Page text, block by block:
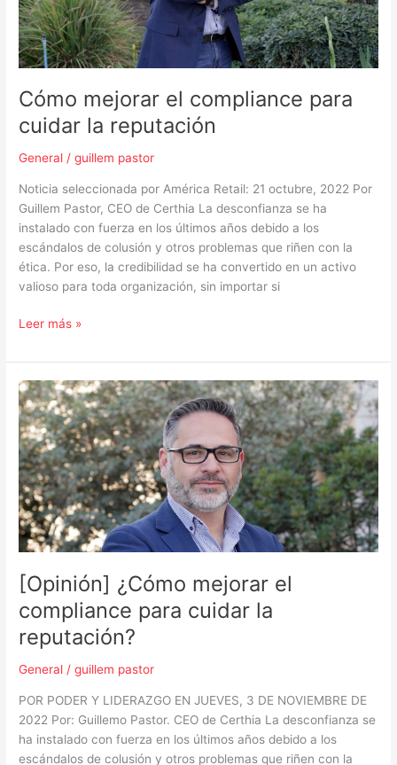
Cómo mejorar el compliance para
cuidar la reputación
General /guillem pastor
Noticia seleccionada por América Retail: 21 octubre, 2022 Por
Guillem Pastor, CEO de Certhia La desconfianza se ha
instalado con fuerza en los últimos años debido a los
escándalos de colusión y otros problemas que riñen con la
ética. Por eso, la credibilidad se ha convertido en un activo
valioso para toda organización, sin importar si
Leer más »
[Opinión] ¿Cómo mejorar el
compliance para cuidar la
reputación?
General /guillem pastor
POR PODER Y LIDERAZGO EN JUEVES, 3 DE NOVIEMBRE DE
2022 Por: Guillemo Pastor. CEO de Certhia La desconfianza se
ha instalado con fuerza en los últimos años debido a los
escándalos de colusión y otros problemas que riñen con la
[Opinión]
¿Cómo
mejorar
el
compliance
para
cuidar
la
reputación?